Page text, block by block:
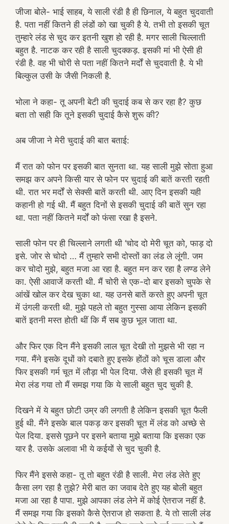
जीजा बोले- भाई साहब, ये साली रंडी है ही छिनाल, ये बहुत चुदवाती
है. पता नहीं कितने ही लंडों को खा चुकी है ये. तभी तो इसकी चूत
तुम्हारे लंड से चुद कर इतनी खुश हो रही है. मगर साली चिल्लाती
बहुत है. नाटक कर रही है साली चुदक्कड़. इसकी मां भी ऐसी ही
रंडी है. वह भी चोरी से पता नहीं कितने मर्दों से चुदवाती है. ये भी
बिल्कुल उसी के जैसी निकली है.
भोला ने कहा- तू अपनी बेटी की चुदाई कब से कर रहा है? कुछ
बता तो सही कि तूने इसकी चुदाई कैसे शुरू की?
अब जीजा ने मेरी चुदाई की बात बताई:
मैं रात को फोन पर इसकी बात सुनता था. यह साली मुझे सोता हुआ
समझ कर अपने किसी यार से फोन पर चुदाई की बातें करती रहती
थी. रात भर मर्दों से सेक्सी बातें करती थी. आए दिन इसकी यही
कहानी हो गई थी. मैं बहुत दिनों से इसकी चुदाई की बातें सुन रहा
था. पता नहीं कितने मर्दों को फंसा रखा है इसने.
साली फोन पर ही चिल्लाने लगती थी ‘चोद दो मेरी चूत को, फाड़ दो
इसे. जोर से चोदो … मैं तुम्हारे सभी दोस्तों का लंड ले लूंगी. जम
कर चोदो मुझे, बहुत मजा आ रहा है. बहुत मन कर रहा है लण्ड लेने
का. ऐसी आवाजें करती थी. मैं चोरी से एक-दो बार इसको चुपके से
आंखें खोल कर देख चुका था. यह उनसे बातें करते हुए अपनी चूत
में उंगली करती थी. मुझे पहले तो बहुत गुस्सा आया लेकिन इसकी
बातें इतनी मस्त होती थीं कि मैं सब कुछ भूल जाता था.
और फिर एक दिन मैंने इसकी लाल चूत देखी तो मुझसे भी रहा न
गया. मैंने इसके दूधों को दबाते हुए इसके होंठों को चूस डाला और
फिर इसकी गर्म चूत में लौड़ा भी पेल दिया. जैसे ही इसकी चूत में
मेरा लंड गया तो मैं समझ गया कि ये साली बहुत चुद चुकी है.
दिखने में ये बहुत छोटी उम्र की लगती है लेकिन इसकी चूत फैली
हुई थी. मैंने इसके बाल पकड़ कर इसकी चूत में लंड को अच्छे से
पेल दिया. इससे पूछने पर इसने बताया मुझे बताया कि इसका एक
यार है. उसके अलावा भी ये कईयों से चुद चुकी है.
फिर मैंने इससे कहा- तू तो बहुत रंडी है साली. मेरा लंड लेते हुए
कैसा लग रहा है तुझे? मेरी बात का जवाब देते हुए यह बोली बहुत
मजा आ रहा है पापा. मुझे आपका लंड लेने में कोई ऐतराज नहीं है.
मैं समझ गया कि इसको कैसे ऐतराज हो सकता है. ये तो साली लंड